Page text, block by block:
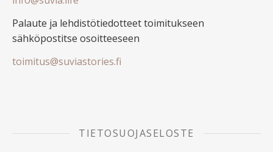
Palaute ja lehdistötiedotteet toimitukseen
sähköpostitse osoitteeseen
toimitus@suviastories.fi
TIETOSUOJASELOSTE